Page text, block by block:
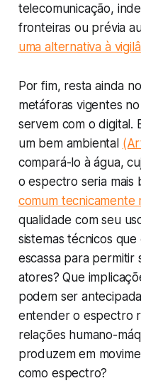
telecomunicação,
fronteiras ou prévia
uma alternativa à
Por fim, resta ainda
metáforas vigentes
servem com o digital.
um bem ambiental
compará-lo à água,
o espectro seria mais
comum tecnicamente
qualidade com seu
sistemas técnicos
escassa para permitir
atores? Que
podem ser
entender o espectro
relações humano-
produzem em
como espectro?